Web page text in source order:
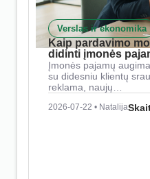
Verslas ir ekonomika
Kaip pardavimo
didinti įmonės
Įmonės pajamų
su didesniu klientų
reklama, naujų…
2026-07-22 • Natalija